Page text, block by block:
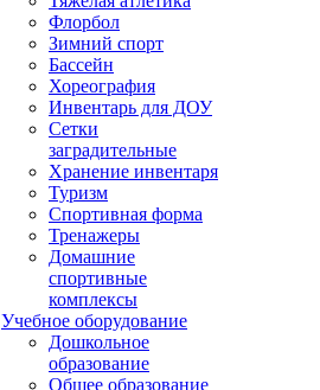
Флорбол
Зимний спорт
Бассейн
Хореография
Инвентарь для ДОУ
Сетки
заградительные
Хранение инвентаря
Туризм
Спортивная форма
Тренажеры
Домашние
спортивные
комплексы
Учебное оборудование
Дошкольное
образование
Общее образование